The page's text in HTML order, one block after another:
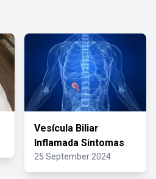
Vesícula Biliar
Inflamada Sintomas
25 September 2024